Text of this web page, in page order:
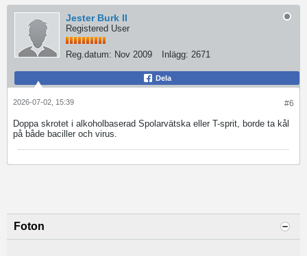
Jester Burk II
Registered User
Reg.datum: Nov 2009 Inlägg: 2671
Dela
#6
2026-07-02, 15:39
Doppa skrotet i alkoholbaserad Spolarvätska eller T-sprit, borde ta kål
på både baciller och virus.
Foton